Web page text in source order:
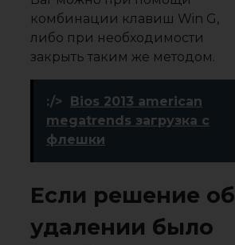
комбинации клавиш Win G,
либо при необходимости
закрыть таким же методом.
:/>
Bios 2013 american
megatrends загрузка с
флешки
Если решение об
удалении было